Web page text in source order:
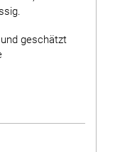
und geschätzt